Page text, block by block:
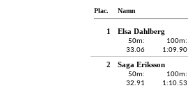
Plac. Namn
1 Elsa Dahlberg
50m:
33.06
100m:
1:09.90
2 Saga Eriksson
50m:
32.91
100m:
1:10.53